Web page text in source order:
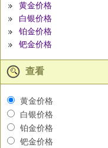
黄金价格
白银价格
铂金价格
钯金价格
查看
黄金价格
白银价格
铂金价格
钯金价格